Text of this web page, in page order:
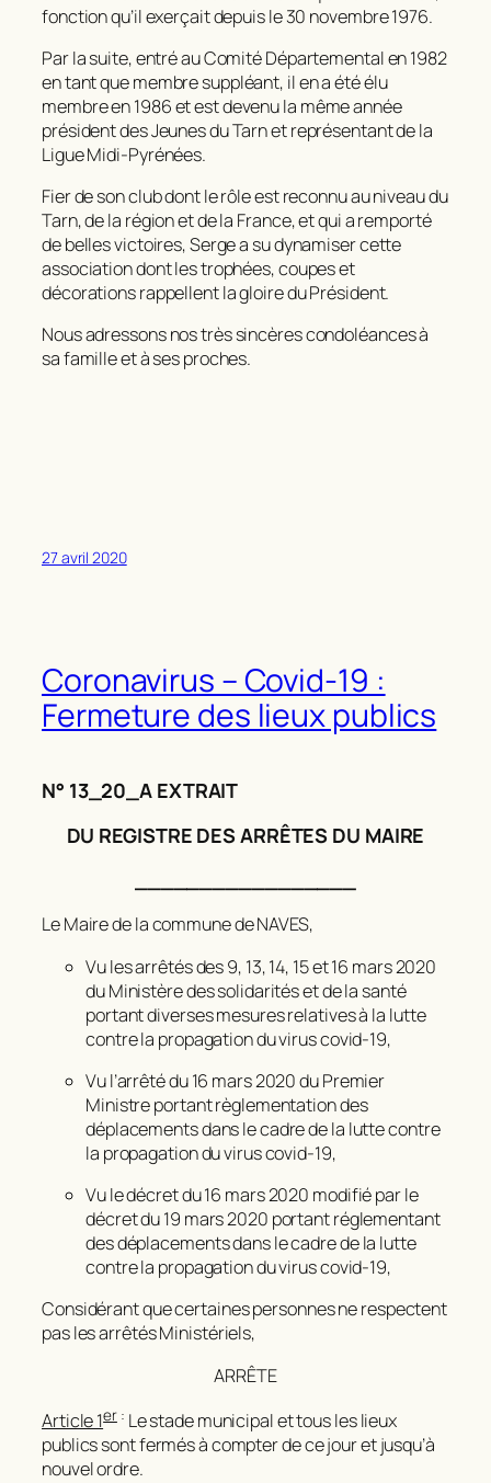
fonction qu’il exerçait depuis le 30 novembre 1976.
Par la suite, entré au Comité Départemental en 1982
en tant que membre suppléant, il en a été élu
membre en 1986 et est devenu la même année
président des Jeunes du Tarn et représentant de la
Ligue Midi-Pyrénées.
Fier de son club dont le rôle est reconnu au niveau du
Tarn, de la région et de la France, et qui a remporté
de belles victoires, Serge a su dynamiser cette
association dont les trophées, coupes et
décorations rappellent la gloire du Président.
Nous adressons nos très sincères condoléances à
sa famille et à ses proches.
27 avril 2020
Coronavirus – Covid-19 :
Fermeture des lieux publics
N° 13_20_A EXTRAIT
DU REGISTRE DES ARRÊTES DU MAIRE
Le Maire de la commune de NAVES,
Vu les arrêtés des 9, 13, 14, 15 et 16 mars 2020
du Ministère des solidarités et de la santé
portant diverses mesures relatives à la lutte
contre la propagation du virus covid-19,
Vu l’arrêté du 16 mars 2020 du Premier
Ministre portant règlementation des
déplacements dans le cadre de la lutte contre
la propagation du virus covid-19,
Vu le décret du 16 mars 2020 modifié par le
décret du 19 mars 2020 portant réglementant
des déplacements dans le cadre de la lutte
contre la propagation du virus covid-19,
Considérant que certaines personnes ne respectent
pas les arrêtés Ministériels,
ARRÊTE
Article 1er: Le stade municipal et tous les lieux
publics sont fermés à compter de ce jour et jusqu’à
nouvel ordre.